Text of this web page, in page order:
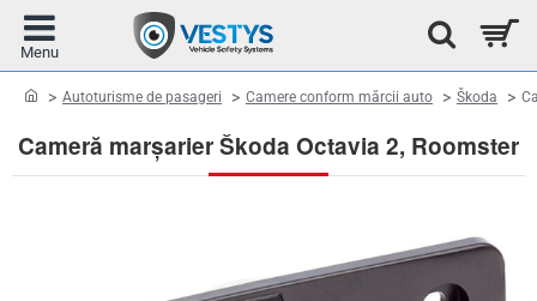
Cameră marșarier Škoda Octavia 2, Roomster
homeAutoturisme de pasageri Camere conform mărcii auto Škoda